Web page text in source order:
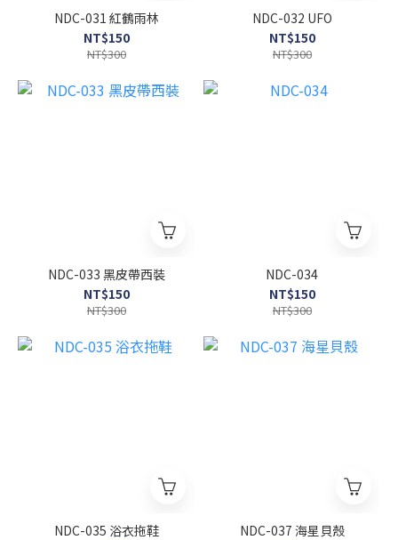
NDC-031 紅鶴雨林
NT$150
NT$300
NDC-032 UFO
NT$150
NT$300
NDC-033 黑皮帶西裝
NT$150
NT$300
NDC-034
NT$150
NT$300
NDC-035 浴衣拖鞋
NDC-037 海星貝殼